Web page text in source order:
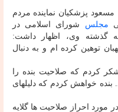
پزشکیان نماینده مردم
مجلس شورای اسلامی در
گذشته وی، اظهار داشت:
توهین کرده ام و به دنبال
کردم که صلاحیت بنده را
بنده خواهش کردم که دلیلهای
مورد احراز صلاحیت ها گلایه